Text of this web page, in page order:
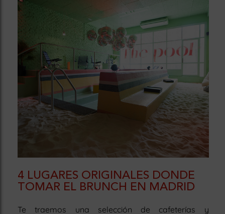
4 LUGARES ORIGINALES DONDE
TOMAR EL BRUNCH EN MADRID
Te traemos una selección de cafeterías y